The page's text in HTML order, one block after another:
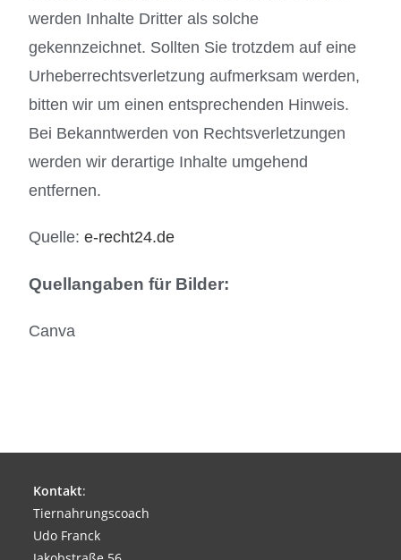
werden Inhalte Dritter als solche
gekennzeichnet. Sollten Sie trotzdem auf eine
Urheberrechtsverletzung aufmerksam werden,
bitten wir um einen entsprechenden Hinweis.
Bei Bekanntwerden von Rechtsverletzungen
werden wir derartige Inhalte umgehend
entfernen.
Quelle:e-recht24.de
Quellangaben für Bilder:
Canva
Kontakt:
Tiernahrungscoach
Udo Franck